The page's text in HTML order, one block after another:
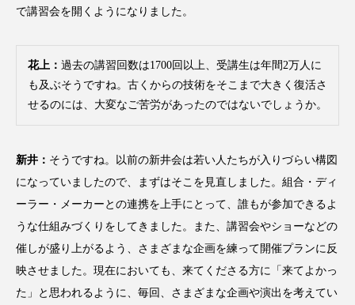
ボディケア ホルモン
マネジメント むくみ対策 むくみ改善
メンズスキンケア メンタルケア
メンタルヘルス ライフスタイル
リカバリー リカバリーウェア リサーチ
で講習会を開くようになりました。
花上： 過去の講習回数は1700回以上、受講生は年間2万人に
も及ぶそうですね。古くからの技術をそこまで大きく復活さ
せるのには、大変なご苦労があったのではないでしょうか。
新井： そうですね。以前の新井会は若い人たちが入りづらい構図
になっていましたので、まずはそこを見直しました。組合・ディ
ーラー・メーカーとの連携を上手にとって、誰もが参加できるよ
うな仕組みづくりをしてきました。また、講習会やショーなどの
催しが盛り上がるよう、さまざまな企画を練って開催プランに反
映させました。現在においても、来てくださる方に「来てよかっ
た」と思われるように、毎回、さまざまな企画や演出を考えてい